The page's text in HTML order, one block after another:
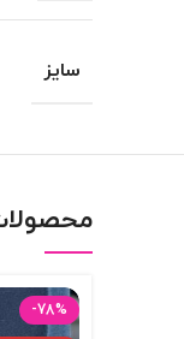
سایز
-78%